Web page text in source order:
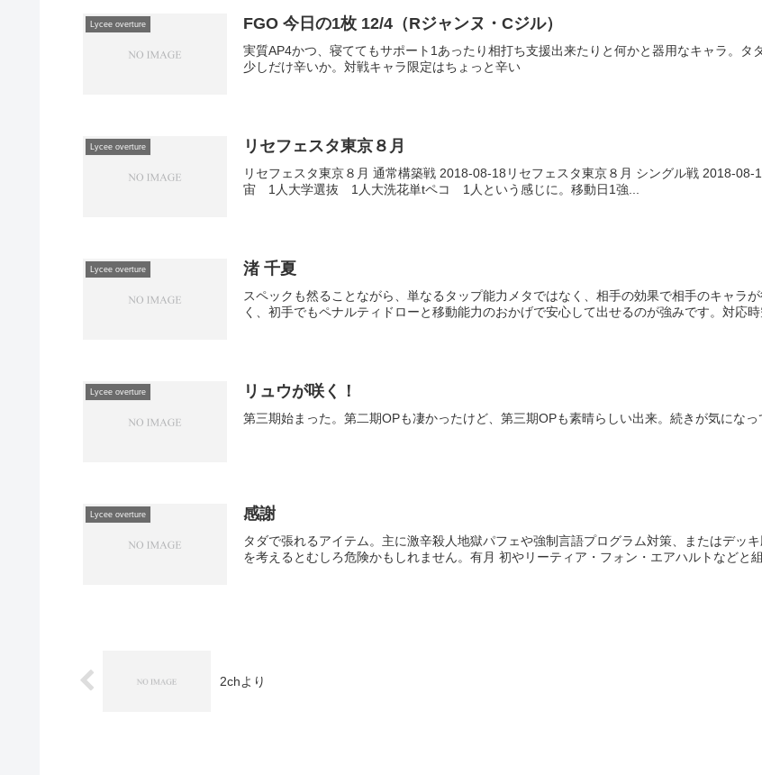
Lycee overture FGO 今日の1枚 12/4（Rジャンヌ・Cジル）
実質AP4かつ、寝ててもサポート1あったり相打ち支援出来たりと何かと器用なキャラ。
少しだけ辛いか。対戦キャラ限定はちょっと辛い
Lycee overture リセフェスタ東京８月
リセフェスタ東京８月 通常構築戦 2018-08-18リセフェスタ東京８月 シングル戦
宙 1人大学選抜 1人大洗花単tペコ 1人という感じに。移動日1強...
Lycee overture 渚 千夏
スペックも然ることながら、単なるタップ能力メタではなく、相手の効果で相手のキャラ
く、初手でもペナルティドローと移動能力のおかげで安心して出せるのが強みです。対応
Lycee overture リュウが咲く！
第三期始まった。第二期OPも凄かったけど、第三期OPも素晴らしい出来。続きが気になっ
Lycee overture 感謝
タダで張れるアイテム。主に激辛殺人地獄パフェや強制言語プログラム対策、またはデッ
を考えるとむしろ危険かもしれません。有月 初やリーティア・フォン・エアハルトなどと
2chより